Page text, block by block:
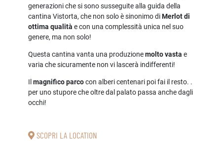
generazioni che si sono susseguite alla guida della
cantina Vistorta, che non solo è sinonimo diMerlot di
ottima qualità e con una complessità unica nel suo
genere, ma non solo!
Questa cantina vanta una produzionemolto vasta e
varia che sicuramente non vi lascerà indifferenti!
Il magnifico parcocon alberi centenari poi fai il resto. .
per uno stupore che oltre dal palato passa anche dagli
occhi!
SCOPRI LA LOCATION